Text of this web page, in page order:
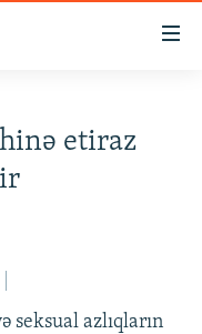
etiraz
seksual azlıqların